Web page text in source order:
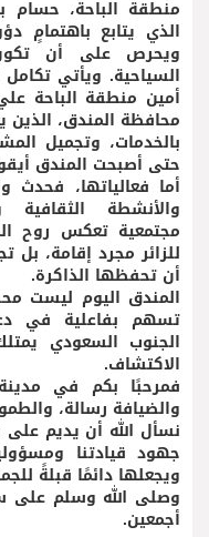
منطقة الباحة، حسام
الذي يتابع باهتمامٍ
ويحرص على أن
السياحية. ويأتي
أمين منطقة الباحة
محافظة المندق، الذين
بالخدمات، وتجميل
حتى أصبحت المندق
أما فعالياتها،
والأنشطة الثقافية
مجتمعية تعكس روح
للزائر مجرد إقامة،
أن تحفظها الذاكرة.
المندق اليوم ليست
تسهم بفاعلية في
الجنوب السعودي
الاكتشاف.
فمرحبًا بكم في
والضيافة رسالة،
نسأل الله أن يديم على
جهود قيادتنا
ويجعلها دائمًا قبلةً
وصلى الله وسلم على
أجمعين.